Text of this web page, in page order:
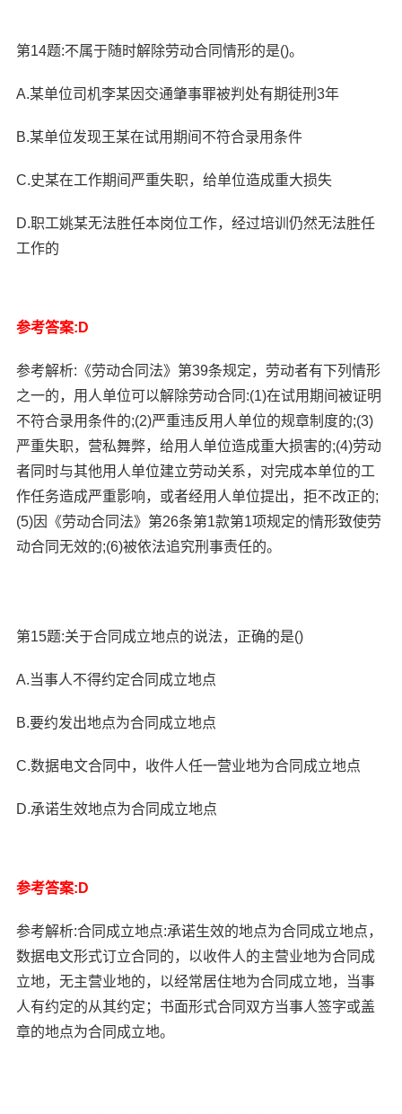
第14题:不属于随时解除劳动合同情形的是()。
A.某单位司机李某因交通肇事罪被判处有期徒刑3年
B.某单位发现王某在试用期间不符合录用条件
C.史某在工作期间严重失职，给单位造成重大损失
D.职工姚某无法胜任本岗位工作，经过培训仍然无法胜任
工作的
参考答案:D
参考解析:《劳动合同法》第39条规定，劳动者有下列情形
之一的，用人单位可以解除劳动合同:(1)在试用期间被证明
不符合录用条件的;(2)严重违反用人单位的规章制度的;(3)
严重失职，营私舞弊，给用人单位造成重大损害的;(4)劳动
者同时与其他用人单位建立劳动关系，对完成本单位的工
作任务造成严重影响，或者经用人单位提出，拒不改正的;
(5)因《劳动合同法》第26条第1款第1项规定的情形致使劳
动合同无效的;(6)被依法追究刑事责任的。
第15题:关于合同成立地点的说法，正确的是()
A.当事人不得约定合同成立地点
B.要约发出地点为合同成立地点
C.数据电文合同中，收件人任一营业地为合同成立地点
D.承诺生效地点为合同成立地点
参考答案:D
参考解析:合同成立地点:承诺生效的地点为合同成立地点，
数据电文形式订立合同的，以收件人的主营业地为合同成
立地，无主营业地的，以经常居住地为合同成立地，当事
人有约定的从其约定；书面形式合同双方当事人签字或盖
章的地点为合同成立地。